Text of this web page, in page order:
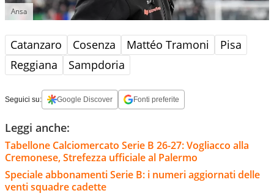
Ansa
Catanzaro Cosenza Mattéo Tramoni
Pisa
Reggiana
Sampdoria
Seguici su: Google Discover Fonti preferite
Leggi anche:
Tabellone Calciomercato Serie B 26-27: Vogliacco alla
Cremonese, Strefezza ufficiale al Palermo
Speciale abbonamenti Serie B: i numeri aggiornati delle
venti squadre cadette